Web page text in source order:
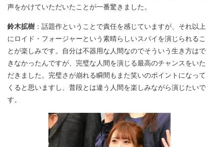
声をかけていただいたことが一番驚きました。
鈴木拡樹 ：話題作ということで責任を感じていますが、それ以上
にロイド・フォージャーという素晴らしいスパイを演じられるこ
とが楽しみです。自分は不器用な人間なのでそういう生き方はで
きなかったんですが、完璧な人間を演じる最高のチャンスをいた
だきました。完璧さが崩れる瞬間もまた笑いのポイントになって
くると思いますし、普段とは違う人間を楽しみながら演じたいで
す。